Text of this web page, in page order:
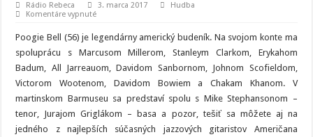
Rádio Rebeca 3. marca 2017
Hudba
Komentáre vypnuténa
ujsť
jazzovú
v
Jedinečný
Poogie
Bell
band
Bobby
Poogie Bell (56) je legendárny americký budeník. Na svojom konte ma
spoluprácu s Marcusom Millerom, Stanleym Clarkom, Erykahom
Badum, All Jarreauom, Davidom Sanbornom, Johnom Scofieldom,
Victorom Wootenom, Davidom Bowiem a Chakam Khanom. V
martinskom Barmuseu sa predstaví spolu s Mike Stephansonom –
tenor, Jurajom Griglákom – basa a pozor, tešiť sa môžete aj na
jedného z najlepších súčasných jazzových gitaristov Američana